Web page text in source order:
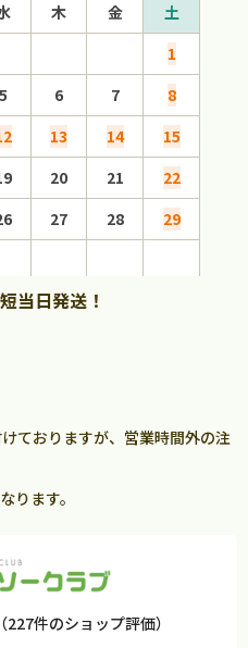
木 金
土
1
5 6 7
8
13 14
15
20 21
22
27 28
29
当日発送！
ておりますが、営業時間外の注
ります。
（227件のショップ評価）